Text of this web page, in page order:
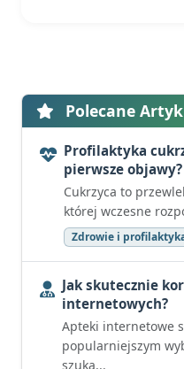
Polecane
Profilaktyka
pierwsze objawy?
Cukrzyca to
której wczesne
Zdrowie i
Jak skutecznie
internetowych?
Apteki internetowe
popularniejszym
szuka...